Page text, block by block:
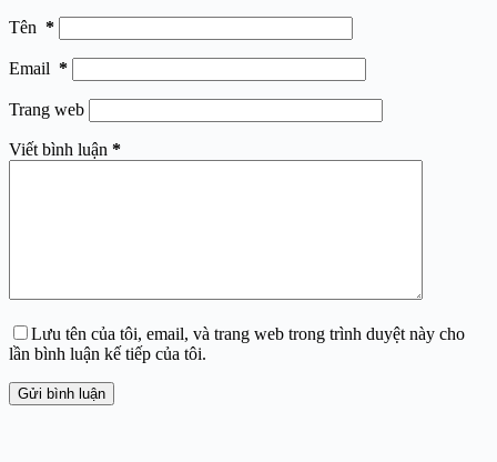
Tên *
Email *
Trang web
Viết bình luận *
Lưu tên của tôi, email, và trang web trong trình duyệt này cho
lần bình luận kế tiếp của tôi.
Gửi bình luận